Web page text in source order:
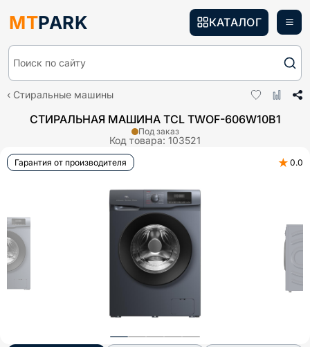
MTPARK
Поиск по сайту
КАТАЛОГ
Стиральные машины
СТИРАЛЬНАЯ МАШИНА TCL TWOF-606W10B1
Код товара: 103521
Под заказ
Гарантия от производителя ★ 0.0